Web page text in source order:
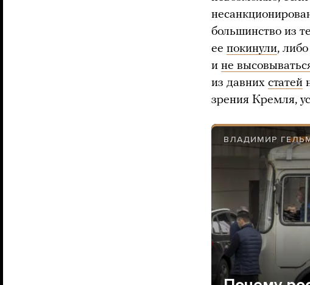
большинство из
ее покинули,
и не
из давних статей
зрения Кремля,
ВЛАДИМИР